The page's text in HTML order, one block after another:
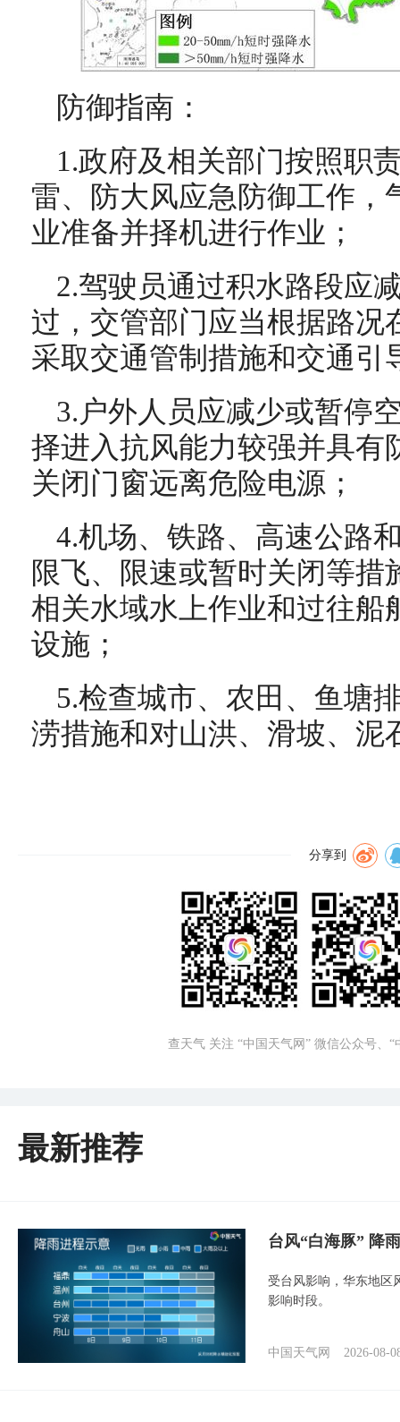
防御指南：
1.政府及相关部门按照职
雷、防大风应急防御工作，
业准备并择机进行作业；
2.驾驶员通过积水路段应
过，交管部门应当根据路况
采取交通管制措施和交通引
3.户外人员应减少或暂停
择进入抗风能力较强并具有
关闭门窗远离危险电源；
4.机场、铁路、高速公路
限飞、限速或暂时关闭等
相关水域水上作业和过往船
设施；
5.检查城市、农田、鱼塘
涝措施和对山洪、滑坡、泥
分享到
查天气 关注 “中国天气网” 微信公众号、
最新推荐
台风“白海豚” 降
受台风影响，华东地区
影响时段。
中国天气网 2026-08-